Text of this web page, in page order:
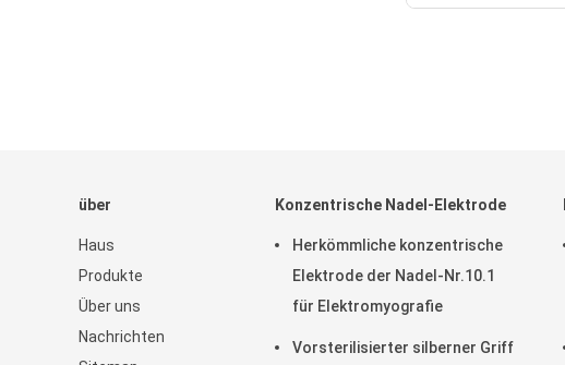
über
Haus
Produkte
Über uns
Nachrichten
Konzentrische Nadel-Elektrode
Herkömmliche konzentrische
Elektrode der Nadel-Nr.10.1
für Elektromyografie
Vorsterilisierter silberner Griff